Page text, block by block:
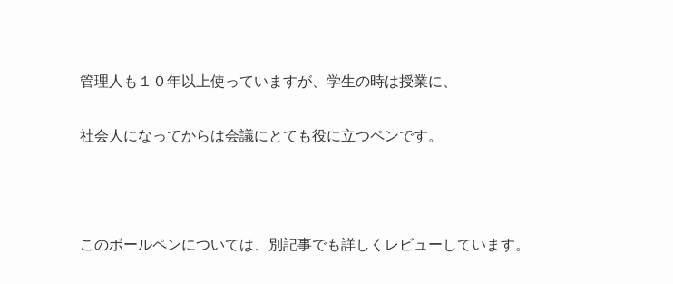
管理人も１０年以上使っていますが、学生の時は授業に、
社会人になってからは会議にとても役に立つペンです。
このボールペンについては、別記事でも詳しくレビューしています。